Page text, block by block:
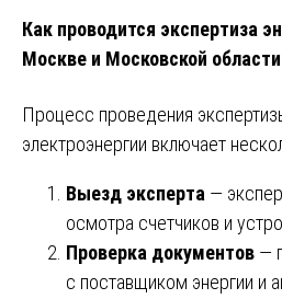
Как проводится экспертиза
Москве и Московской
Процесс проведения
электроэнергии включает
Выезд эксперта —
осмотра счетчиков и
Проверка документов —
с поставщиком энергии и